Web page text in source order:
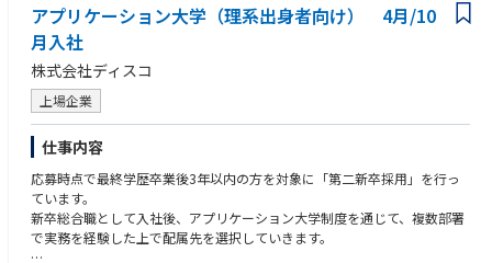
・半導体製造装置の研究開発（メカ、エレキ、ソフト、光学系）
・精密加工ツールや機能性消耗品の研究開発（化学、材料系）
・加工プロセスの研究開発
・国内/海外営業
・総務/人事/経理等のバックオフィス系
など
※生産管理や製造等の工場系職種を希望する場合は、広島/長野事業所へ
の応募をご検討ください
【制度を支える環境】
AP大学では、有志によるプログラミング・英語・プレゼン勉強会など社内
サークル活動も活発。
成長を支えるコミュニティや、同期・先輩社員とのつながりも生まれやす
・DISCO VALUES に共感できる人
・人と良い関係を築ける人
<参考：「求める人材」と「求めない人材」>
ディスコはあえて「求めない人材」像を明らかにしています。
それは就職を希望される方が前もって、ご自身の適性や能力と当社の社員
像をより分かり易く照らし合わせることができると考えているからです。
ディスコは多様な方々に門戸を開いていますが、これらの人材像が応募に
あたっての判断基準となり、少しでもお互いのミスマッチの回避につなが
ると期待しています。
社員と社員、社員とディスコ、より良い関係でお互い成長を目指していき
たいからこそ、二つの人材像をセットでお伝えしています。
https://www.disco.co.jp/recruit/information/ideal/
アプリケーション大学（理系出身者向け） 4月/10
月入社
株式会社ディスコ
上場企業
仕事内容
応募時点で最終学歴卒業後3年以内の方を対象に「第二新卒採用」を行っ
ています。
新卒総合職として入社後、アプリケーション大学制度を通じて、複数部署
で実務を経験した上で配属先を選択していきます。